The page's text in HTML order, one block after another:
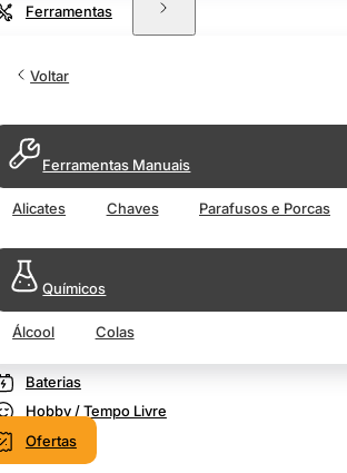
Ferramentas
Voltar
Ferramentas Manuais
Alicates Chaves Parafusos e Porcas
Químicos
Álcool Colas
Baterias
Hobby / Tempo Livre
Ofertas